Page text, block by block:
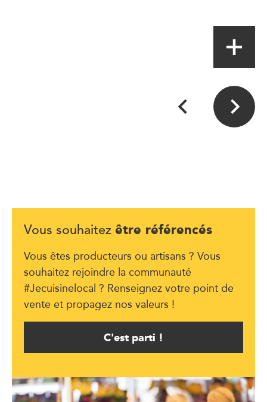
Vous souhaitez être référencés
Vous êtes producteurs ou artisans ? Vous
souhaitez rejoindre la communauté
#Jecuisinelocal ? Renseignez votre point de
vente et propagez nos valeurs !
C'est parti !